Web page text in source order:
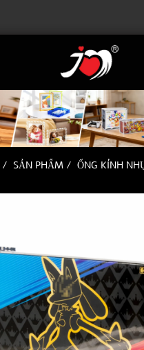
/ SẢN PHẨM / ỐNG KÍNH